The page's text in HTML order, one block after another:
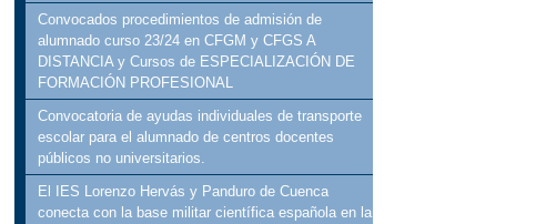
Convocados procedimientos de admisión de
alumnado curso 23/24 en CFGM y CFGS A
DISTANCIA y Cursos de ESPECIALIZACIÓN DE
FORMACIÓN PROFESIONAL
Convocatoria de ayudas individuales de transporte
escolar para el alumnado de centros docentes
públicos no universitarios.
El IES Lorenzo Hervás y Panduro de Cuenca
conecta con la base militar científica española en la